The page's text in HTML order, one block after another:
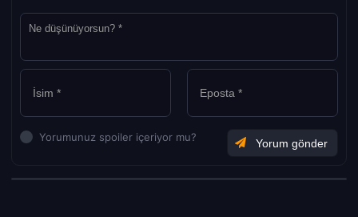
Yorumunuz spoiler içeriyor mu?